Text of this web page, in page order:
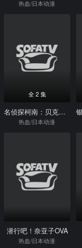
热血/日本动漫
全 2 集
名侦探柯南：贝克街的亡灵
热血/日本动漫
潜行吧！奈亚子OVA
热血/日本动漫